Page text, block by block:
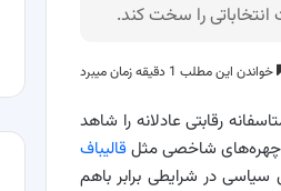
خواندن این مطلب 1 دقیقه زمان میبرد
رقابتی عادلانه را شاهد
چهره‌های شاخصی مثلقالیباف
در شرایطی برابر باهم